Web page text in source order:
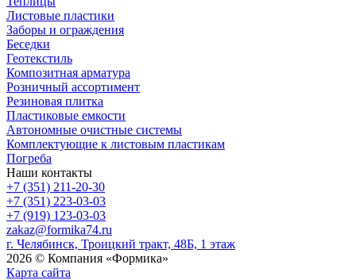
Листовые пластики
Заборы и ограждения
Беседки
Геотекстиль
Композитная арматура
Розничный ассортимент
Резиновая плитка
Пластиковые емкости
Автономные очистные системы
Комплектующие к листовым пластикам
Погреба
Наши контакты
+7 (351) 211-20-30
+7 (351) 223-03-03
+7 (919) 123-03-03
zakaz@formika74.ru
г. Челябинск, Троицкий тракт, 48Б, 1 этаж
2026 © Компания «Формика»
Карта сайта